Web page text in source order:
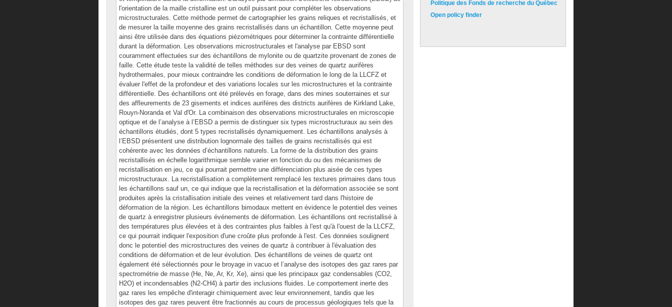
l'orientation de la maille cristalline est un outil puissant pour compléter les observations
microstructurales. Cette méthode permet de cartographier les grains reliques et recristallisés, et
de mesurer la taille moyenne des grains recristallisés dans un échantillon. Cette moyenne peut
ainsi être utilisée dans des équations piézométriques pour déterminer la contrainte différentielle
durant la déformation. Les observations microstructurales et l'analyse par EBSD sont
couramment effectuées sur des échantillons de mylonite ou de quartzite provenant de zones de
faille. Cette étude teste la validité de telles méthodes sur des veines de quartz aurifères
hydrothermales, pour mieux contraindre les conditions de déformation le long de la LLCFZ et
évaluer l'effet de la profondeur et des variations locales sur les microstructures et la contrainte
différentielle. Des échantillons ont été prélevés en forage, dans des mines souterraines et sur
des affleurements de 23 gisements et indices aurifères des districts aurifères de Kirkland Lake,
Rouyn-Noranda et Val d'Or. La combinaison des observations microstructurales en microscopie
optique et de l’analyse à l’EBSD a permis de distinguer six types microstructuraux au sein des
échantillons étudiés, dont 5 types recristallisés dynamiquement. Les échantillons analysés à
l’EBSD présentent une distribution lognormale des tailles de grains recristallisés qui est
cohérente avec les données d’échantillons naturels. La forme de la distribution des grains
recristallisés en échelle logarithmique semble varier en fonction du ou des mécanismes de
recristallisation en jeu, ce qui pourrait permettre une différenciation plus aisée de ces types
microstructuraux. La recristallisation a complètement remplacé les textures primaires dans tous
les échantillons sauf un, ce qui indique que la recristallisation et la déformation associée se sont
produites après la cristallisation initiale des veines et relativement tard dans l'histoire de
déformation de la région. Les échantillons bimodaux mettent en évidence le potentiel des veines
de quartz à enregistrer plusieurs événements de déformation. Les échantillons ont recristallisé à
des températures plus élevées et à des contraintes plus faibles à l'est qu'à l'ouest de la LLCFZ,
ce qui pourrait indiquer l'exposition d'une croûte plus profonde à l'est. Ces données soulignent
donc le potentiel des microstructures des veines de quartz à contribuer à l'évaluation des
conditions de déformation et de leur évolution. Des échantillons de veines de quartz ont
également été sélectionnés pour le broyage in vacuo et l’analyse des isotopes des gaz rares par
spectrométrie de masse (He, Ne, Ar, Kr, Xe), ainsi que les principaux gaz condensables (CO2,
H2O) et incondensables (N2-CH4) à partir des inclusions fluides. Le comportement inerte des
gaz rares les empêche d'interagir chimiquement avec leur environnement, tandis que les
isotopes des gaz rares peuvent être fractionnés au cours de processus géologiques tels que la
Politique des Fonds de recherche du Québec
Open policy finder